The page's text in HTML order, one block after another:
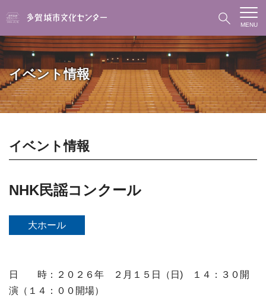
MENU
イベント情報
イベント情報
NHK民謡コンクール
大ホール
日 時：２０２６年 ２月１５日（日) １４：３０開
演（１４：００開場）